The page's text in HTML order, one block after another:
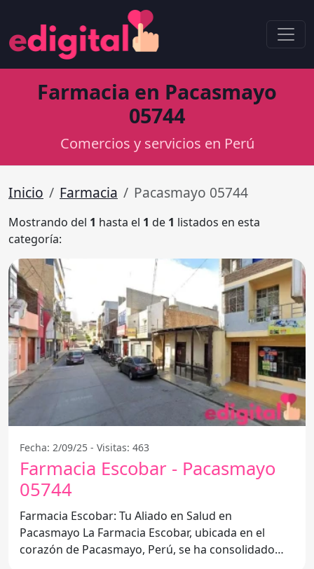
Farmacia en Pacasmayo
05744
Comercios y servicios en Perú
Inicio Farmacia Pacasmayo 05744
Mostrando del 1 hasta el 1 de 1 listados en esta
categoría:
Fecha: 2/09/25 - Visitas: 463
Farmacia Escobar - Pacasmayo
05744
Farmacia Escobar: Tu Aliado en Salud en
Pacasmayo La Farmacia Escobar, ubicada en el
corazón de Pacasmayo, Perú, se ha consolidado